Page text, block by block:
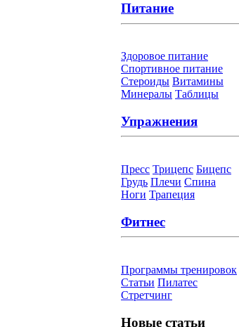
Питание
Здоровое питание
Спортивное питание
Стероиды Витамины
Минералы Таблицы
Упражнения
Пресс Трицепс Бицепс
Грудь Плечи Спина
Ноги Трапеция
Фитнес
Программы тренировок
Статьи Пилатес
Cтретчинг
Новые статьи